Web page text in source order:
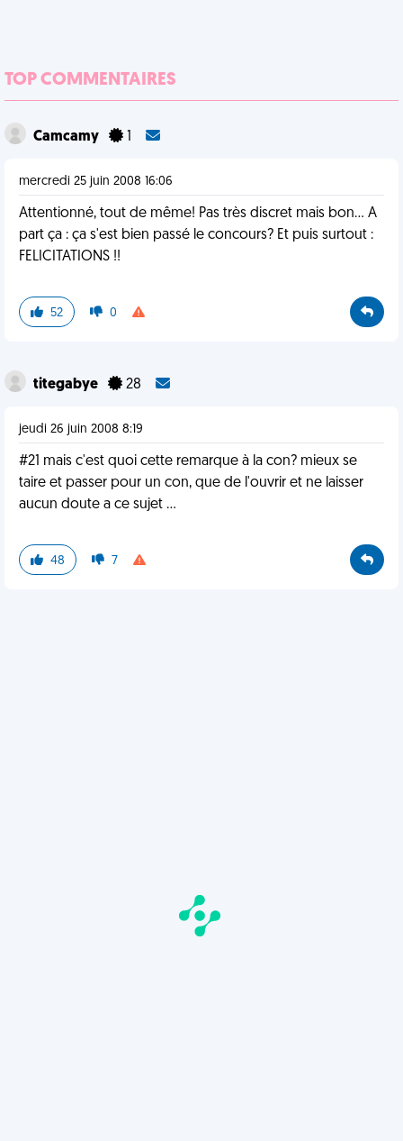
TOP COMMENTAIRES
Camcamy
mercredi 25 juin 2008 16:06
Attentionné, tout de même! Pas très discret mais bon... A
part ça : ça s'est bien passé le concours? Et puis surtout :
FELICITATIONS !!
52 0
titegabye 28
jeudi 26 juin 2008 8:19
#21 mais c'est quoi cette remarque à la con? mieux se
taire et passer pour un con, que de l'ouvrir et ne laisser
aucun doute a ce sujet ...
48 7